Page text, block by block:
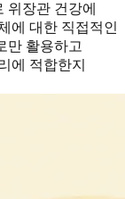
위장관 건강에
에 대한 직접적인
만 활용하고
에 적합한지